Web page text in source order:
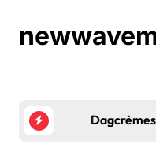
content
Dagcrèmes